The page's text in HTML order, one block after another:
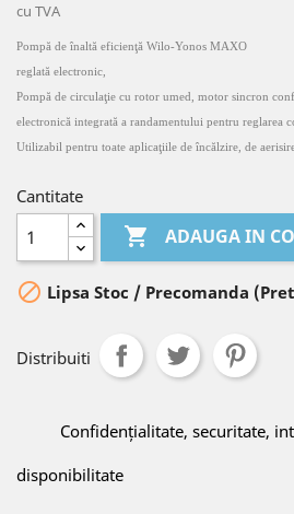
cu TVA
Pompă de înaltă eficienţă Wilo-Yonos MAXO
reglată electronic,
Pompă de circulaţie cu rotor umed, motor sincron
electronică integrată a randamentului pentru reglarea
Utilizabil pentru toate aplicaţiile de încălzire, de
Cantitate
 ADAUGA IN
 Lipsa Stoc / Precomanda
Distribuiti
Confidențialitate, securitate,
disponibilitate